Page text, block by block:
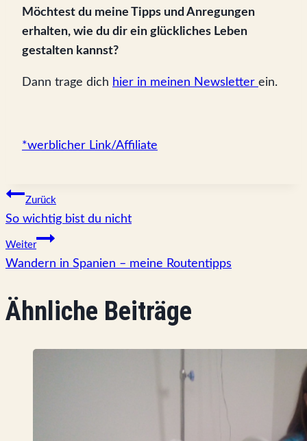
Möchtest du meine Tipps und Anregungen
erhalten, wie du dir ein glückliches Leben
gestalten kannst?
Dann trage dich hier in meinen Newsletter ein.
*werblicher Link/Affiliate
Beitragsnavigation
Zurück
So wichtig bist du nicht
Weiter
Wandern in Spanien – meine Routentipps
Ähnliche Beiträge